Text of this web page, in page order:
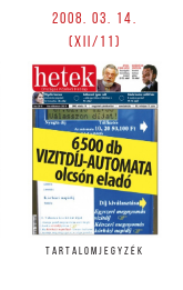
2008. 03. 14.
(XII/11)
TARTALOMJEGYZÉK